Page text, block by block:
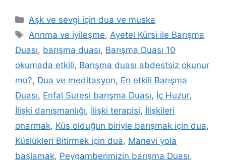
Aşk ve sevgi için dua ve muska
Arınma ve iyileşme,Ayetel Kürsi ile Barışma
Duası, barışma duası, Barışma Duası 10
okumada etkili, Barışma duası abdestsiz okunur
mu?, Dua ve meditasyon, En etkili Barışma
Duası, Enfal Suresi barışma Duası, İç Huzur,
İlişki danışmanlığı, İlişki terapisi, İlişkileri
onarmak, Küs olduğun biriyle barışmak için dua,
Küslükleri Bitirmek için dua, Manevi yola
başlamak, Peygamberimizin barışma Duası,